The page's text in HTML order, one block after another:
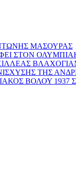
ΜΑΣΟΥΡΑΣ
ΣΤΟΝ
ΤΗΣ
ΒΟΛΟΥ 1937